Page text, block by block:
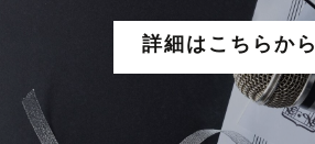
詳細はこちらから